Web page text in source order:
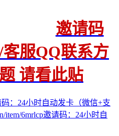
邀请码
服QQ联系方
请看此贴
：24小时自动发卡（微信+支
item/6mrlcp邀请码：24小时自